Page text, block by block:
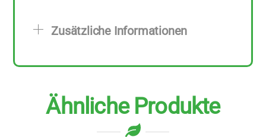
Zusätzliche Informationen
Ähnliche Produkte